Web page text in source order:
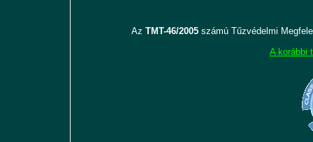
Az TMT-46/2005 számú Tűzvédelmi
A korábbi